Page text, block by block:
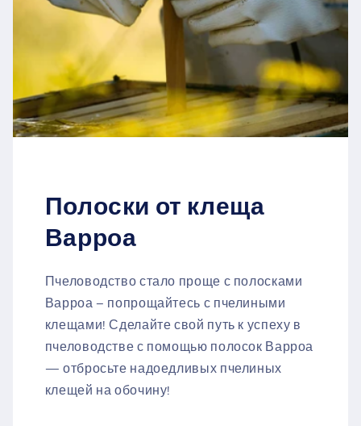
Полоски от клеща
Варроа
Пчеловодство стало проще с полосками
Варроа – попрощайтесь с пчелиными
клещами! Сделайте свой путь к успеху в
пчеловодстве с помощью полосок Варроа
— отбросьте надоедливых пчелиных
клещей на обочину!